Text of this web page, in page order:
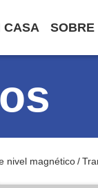
CASA SOBRE
nivel magnético/